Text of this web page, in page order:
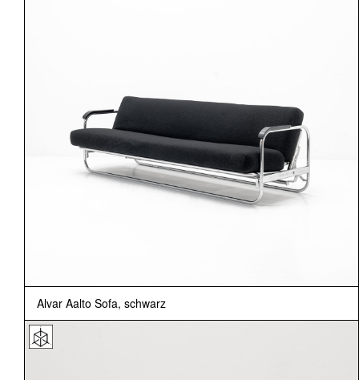
Alvar Aalto Sofa, schwarz